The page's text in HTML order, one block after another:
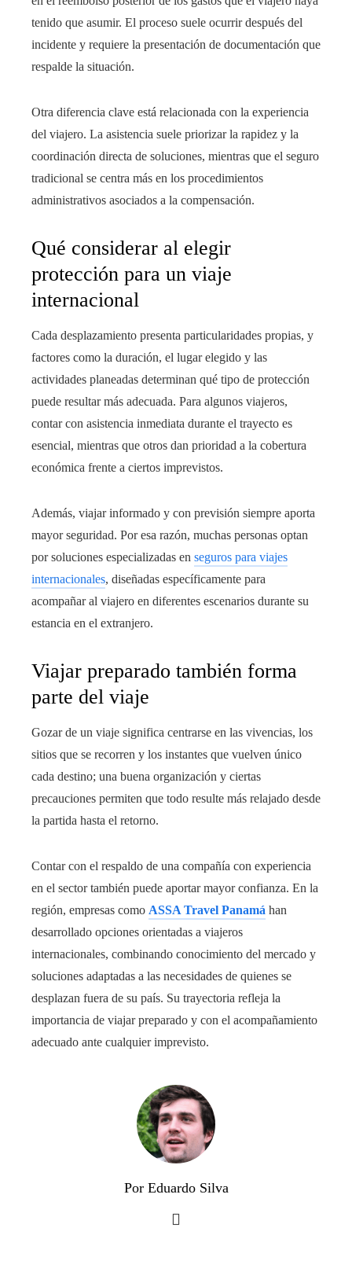
tenido que asumir. El proceso suele ocurrir después del
incidente y requiere la presentación de documentación que
respalde la situación.
Otra diferencia clave está relacionada con la experiencia
del viajero. La asistencia suele priorizar la rapidez y la
coordinación directa de soluciones, mientras que el seguro
tradicional se centra más en los procedimientos
administrativos asociados a la compensación.
Qué considerar al elegir
protección para un viaje
internacional
Cada desplazamiento presenta particularidades propias, y
factores como la duración, el lugar elegido y las
actividades planeadas determinan qué tipo de protección
puede resultar más adecuada. Para algunos viajeros,
contar con asistencia inmediata durante el trayecto es
esencial, mientras que otros dan prioridad a la cobertura
económica frente a ciertos imprevistos.
Además, viajar informado y con previsión siempre aporta
mayor seguridad. Por esa razón, muchas personas optan
por soluciones especializadas en seguros para viajes
internacionales, diseñadas específicamente para
acompañar al viajero en diferentes escenarios durante su
estancia en el extranjero.
Viajar preparado también forma
parte del viaje
Gozar de un viaje significa centrarse en las vivencias, los
sitios que se recorren y los instantes que vuelven único
cada destino; una buena organización y ciertas
precauciones permiten que todo resulte más relajado desde
la partida hasta el retorno.
Contar con el respaldo de una compañía con experiencia
en el sector también puede aportar mayor confianza. En la
región, empresas como ASSA Travel Panamá han
desarrollado opciones orientadas a viajeros
internacionales, combinando conocimiento del mercado y
soluciones adaptadas a las necesidades de quienes se
desplazan fuera de su país. Su trayectoria refleja la
importancia de viajar preparado y con el acompañamiento
adecuado ante cualquier imprevisto.
Por Eduardo Silva